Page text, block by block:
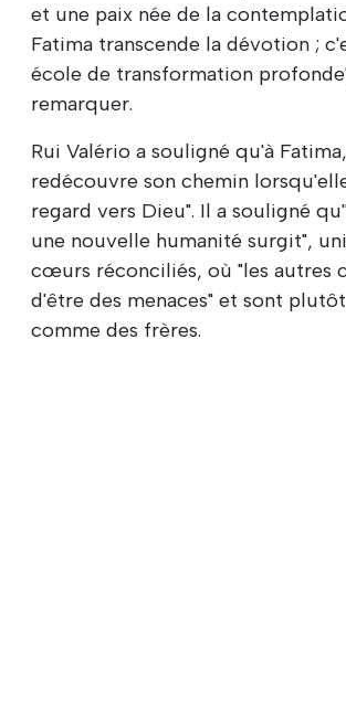
et une paix née de la
Fatima transcende la dévotion ;
école de transformation
remarquer.
Rui Valério a souligné qu'à
redécouvre son chemin
regard vers Dieu". Il a souligné
une nouvelle humanité surgit",
cœurs réconciliés, où "les autres
d'être des menaces" et sont
comme des frères.